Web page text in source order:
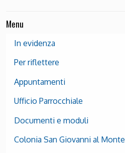
Menu
In evidenza
Per riflettere
Appuntamenti
Ufficio Parrocchiale
Documenti e moduli
Colonia San Giovanni al Monte